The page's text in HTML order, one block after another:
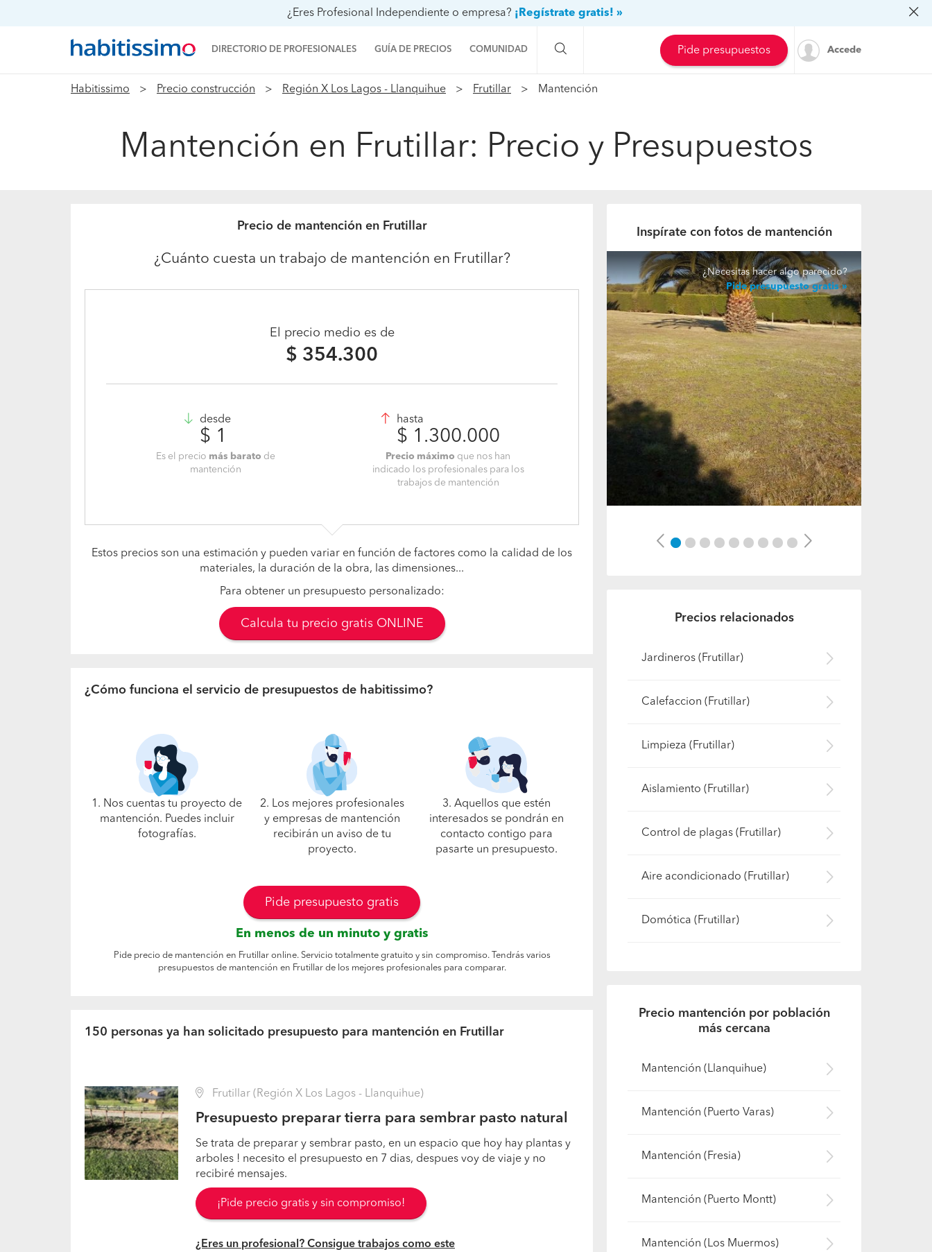
¿Eres Profesional Independiente o empresa? ¡Regístrate gratis! »
DIRECTORIO DE PROFESIONALES GUÍA DE PRECIOS COMUNIDAD
Preguntas a la comunidad
Pide presupuestos Accede
Habitissimo Precio construcción Región X Los Lagos - Llanquihue Frutillar Mantención
Mantención en Frutillar: Precio y Presupuestos
Precio de mantención en Frutillar
¿Cuánto cuesta un trabajo de mantención en Frutillar?
El precio medio es de
$ 354.300
desde
$ 1
Es el precio más barato de
mantención
hasta
$ 1.300.000
Precio máximo que nos han
indicado los profesionales para los
trabajos de mantención
Estos precios son una estimación y pueden variar en función de factores como la calidad de los
materiales, la duración de la obra, las dimensiones...
Para obtener un presupuesto personalizado:
Calcula tu precio gratis ONLINE
¿Cómo funciona el servicio de presupuestos de habitissimo?
1. Nos cuentas tu proyecto de
mantención. Puedes incluir
fotografías.
2. Los mejores profesionales
y empresas de mantención
recibirán un aviso de tu
proyecto.
3. Aquellos que estén
interesados se pondrán en
contacto contigo para
pasarte un presupuesto.
Pide presupuesto gratis
En menos de un minuto y gratis
Pide precio de mantención en Frutillar online. Servicio totalmente gratuito y sin compromiso. Tendrás varios
presupuestos de mantención en Frutillar de los mejores profesionales para comparar.
150 personas ya han solicitado presupuesto para mantención en Frutillar
Frutillar (Región X Los Lagos - Llanquihue)
Presupuesto preparar tierra para sembrar pasto natural
Se trata de preparar y sembrar pasto, en un espacio que hoy hay plantas y
arboles ! necesito el presupuesto en 7 dias, despues voy de viaje y no
recibiré mensajes.
¡Pide precio gratis y sin compromiso!
¿Eres un profesional? Consigue trabajos como este
Inspírate con fotos de mantención
¿Necesitas hacer algo parecido?
Pide presupuesto gratis
Previous Next
Precios relacionados
Jardineros (Frutillar)
Calefaccion (Frutillar)
Limpieza (Frutillar)
Aislamiento (Frutillar)
Control de plagas (Frutillar)
Aire acondicionado (Frutillar)
Domótica (Frutillar)
Precio mantención por población
más cercana
Mantención (Llanquihue)
Mantención (Puerto Varas)
Mantención (Fresia)
Mantención (Puerto Montt)
Mantención (Los Muermos)